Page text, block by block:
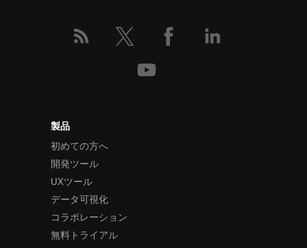
製品
初めての方へ
開発ツール
UXツール
データ可視化
コラボレーション
無料トライアル